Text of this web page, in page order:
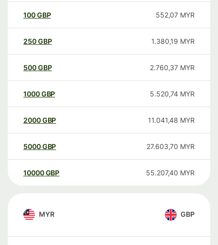
100GBP 552,07 MYR
250GBP 1.380,19 MYR
500GBP 2.760,37 MYR
1000GBP 5.520,74 MYR
2000GBP 11.041,48 MYR
5000GBP 27.603,70 MYR
10000 GBP 55.207,40 MYR
MYR GBP